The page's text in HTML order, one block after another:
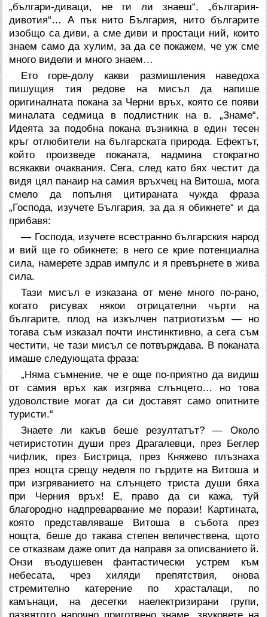
„българи-диваци, не ги ли знаеш“, „българия-
дивотия“… А пък нито България, нито българите
изобщо са диви, а сме диви и простаци ний, които
знаем само да хулим, за да се покажем, че уж сме
много видели и много знаем…
Ето горе-долу какви размишления наведоха
пишущия тия редове на мисъл да напише
оригиналната покана за Черни връх, която се появи
миналата седмица в подлистник на в. „Знаме“.
Идеята за подобна покана възникна в един тесен
кръг отлюбители на българската природа. Ефектът,
който произведе поканата, надмина стократно
всякакви очаквания. Сега, след като бях честит да
видя цял панаир на самия връхчец на Витоша, мога
смело да попълня цитираната чужда фраза
„Господа, изучете България, за да я обикнете“ и да
прибавя:
— Господа, изучете всестранно българския народ
и вий ще го обикнете; в него се крие потенциална
сила, намерете здрав импулс и я превърнете в жива
сила.
Тази мисъл е изказана от мене много по-рано,
когато рисувах някои отрицателни чърти на
българите, плод на изкълчен патриотизъм — но
тогава съм изказал почти инстинктивно, а сега съм
честити, че тази мисъл се потвърждава. В поканата
имаше следующата фраза:
„Няма съмнение, че е още по-приятно да видиш
от самия връх как изгрява слънцето… но това
удоволствие могат да си доставят само опитните
туристи.“
Знаете ли какъв беше резултатът? — Около
четиристотин души през Драгалевци, през Беглер
чифлик, през Бистрица, през Княжево плъзнаха
през нощта срещу неделя по гърдите на Витоша и
при изгряванието на слънцето тристадуши бяха
при Черния връх! Е, право да си кажа, туй
благородно надпреварвание ме порази! Картината,
която представляваше Витоша в събота през
нощта, беше до такава степен величествена, щото
се отказвам даже опит да направя за описванието й.
Онзи въодушевен фантастически устрем към
небесата, чрез хиляди препятствия, онова
стремително катерение по храсталаци, по
камънаци, на десетки наелектризирани групи,